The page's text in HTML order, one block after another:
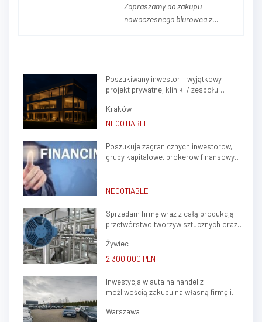
Zapraszamy do zakupu
nowoczesnego biurowca z
działce o powierzchni 0,8483 ha
i składa się z 3 budynków:
Budynek główny, biurowy,...
Poszukiwany inwestor – wyjątkowy
projekt prywatnej kliniki / zespołu
(Krowodrza)
Kraków
NEGOTIABLE
Poszukuje zagranicznych inwestorow,
grupy kapitalowe, brokerow finansowych
NEGOTIABLE
Sprzedam firmę wraz z całą produkcją -
przetwórstwo tworzyw sztucznych oraz
Żywiec
2 300 000 PLN
Inwestycja w auta na handel z
możliwością zakupu na własną firmę i
Warszawa